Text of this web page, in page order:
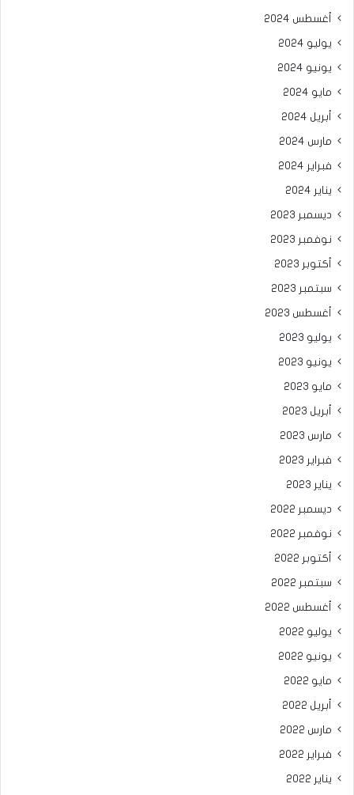
أغسطس 2024
يوليو 2024
يونيو 2024
مايو 2024
أبريل 2024
مارس 2024
فبراير 2024
يناير 2024
ديسمبر 2023
نوفمبر 2023
أكتوبر 2023
سبتمبر 2023
أغسطس 2023
يوليو 2023
يونيو 2023
مايو 2023
أبريل 2023
مارس 2023
فبراير 2023
يناير 2023
ديسمبر 2022
نوفمبر 2022
أكتوبر 2022
سبتمبر 2022
أغسطس 2022
يوليو 2022
يونيو 2022
مايو 2022
أبريل 2022
مارس 2022
فبراير 2022
يناير 2022